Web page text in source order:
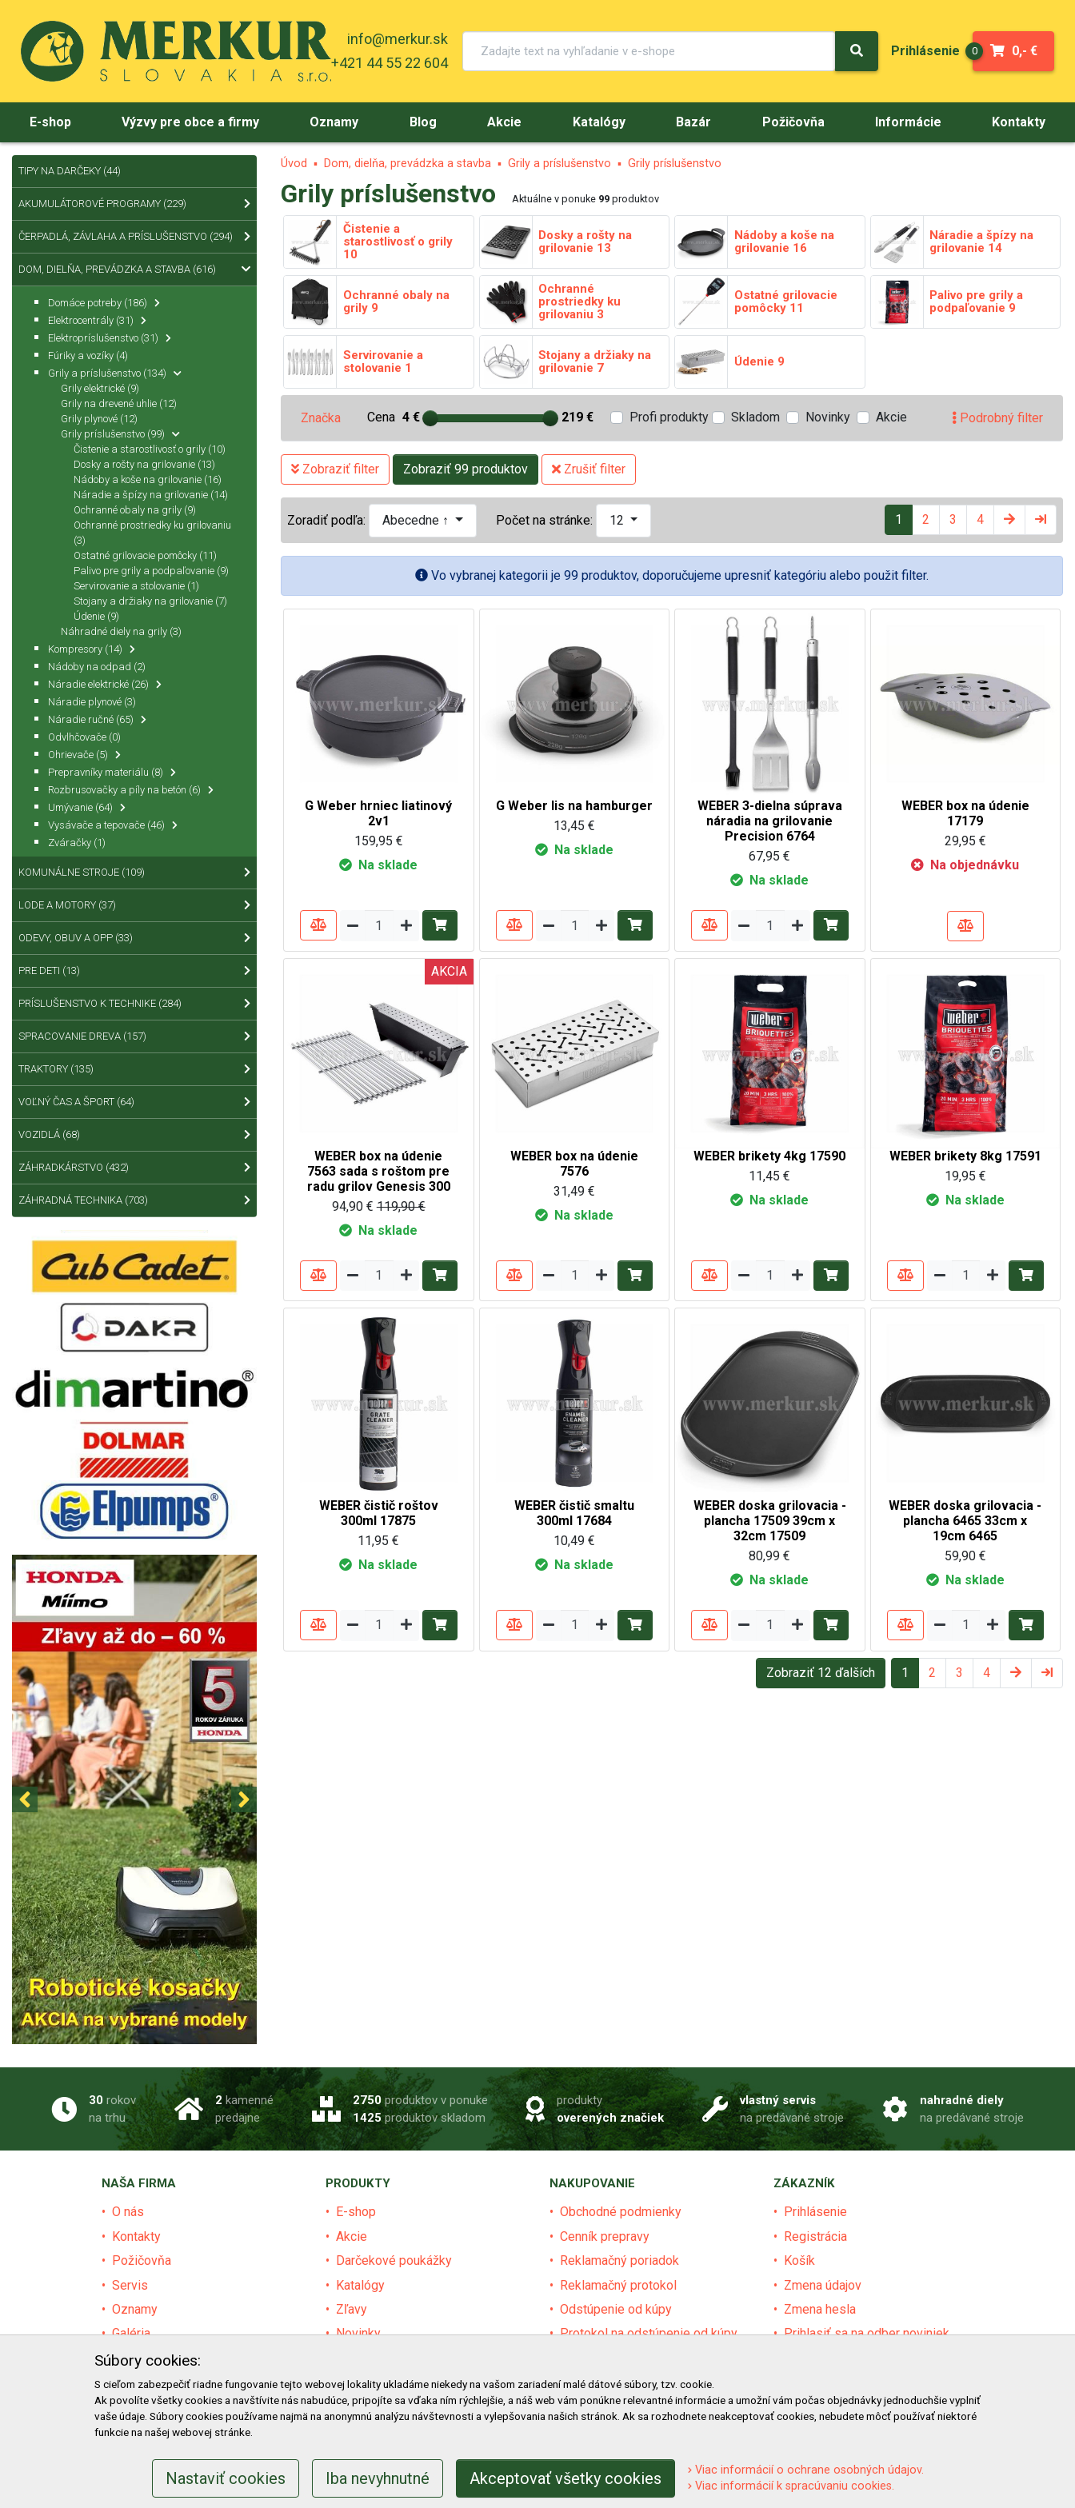
info@merkur.sk
+421 44 55 22 604
Prihlásenie 0 0,- €
E-shop Výzvy pre obce a firmy Oznamy Blog Akcie Katalógy Bazár Požičovňa Informácie Kontakty
Úvod Dom, dielňa, prevádzka a stavba Grily a príslušenstvo Grily príslušenstvo
Grily príslušenstvo Aktuálne v ponuke 99 produktov
Čistenie a
starostlivosť o grily
10
Dosky a rošty na
grilovanie 13
Nádoby a koše na
grilovanie 16
Náradie a špízy na
grilovanie 14
Ochranné obaly na
grily 9
Ochranné
prostriedky ku
grilovaniu 3
Ostatné grilovacie
pomôcky 11
Palivo pre grily a
podpaľovanie 9
Servirovanie a
stolovanie 1
Stojany a držiaky na
grilovanie 7 Údenie 9
Značka Cena 4 € 219 € Profi produkty Skladom Novinky Akcie Podrobný filter
Zobraziť filter Zobraziť 99 produktov Zrušiť filter
Zoradiť podľa: Abecedne ↑ Počet na stránke: 12 1 2 3 4
Vo vybranej kategorii je 99 produktov, doporučujeme upresniť kategóriu alebo použit filter.
G Weber hrniec liatinový
2v1
159,95 €
Na sklade
G Weber lis na hamburger
13,45 €
Na sklade
WEBER 3-dielna súprava
náradia na grilovanie
Precision 6764
67,95 €
Na sklade
WEBER box na údenie
17179
29,95 €
Na objednávku
AKCIA
WEBER box na údenie
7563 sada s roštom pre
radu grilov Genesis 300
94,90 € 119,90 €
Na sklade
WEBER box na údenie
7576
31,49 €
Na sklade
WEBER brikety 4kg 17590
11,45 €
Na sklade
WEBER brikety 8kg 17591
19,95 €
Na sklade
WEBER čistič roštov
300ml 17875
11,95 €
Na sklade
WEBER čistič smaltu
300ml 17684
10,49 €
Na sklade
WEBER doska grilovacia -
plancha 17509 39cm x
32cm 17509
80,99 €
Na sklade
WEBER doska grilovacia -
plancha 6465 33cm x
19cm 6465
59,90 €
Na sklade
Zobraziť 12 ďalších 1 2 3 4
TIPY NA DARČEKY (44)
AKUMULÁTOROVÉ PROGRAMY (229)
ČERPADLÁ, ZÁVLAHA A PRÍSLUŠENSTVO (294)
DOM, DIELŇA, PREVÁDZKA A STAVBA (616)
Domáce potreby (186)
Elektrocentrály (31)
Elektropríslušenstvo (31)
Fúriky a vozíky (4)
Grily a príslušenstvo (134)
Grily elektrické (9)
Grily na drevené uhlie (12)
Grily plynové (12)
Grily príslušenstvo (99)
Čistenie a starostlivosť o grily (10)
Dosky a rošty na grilovanie (13)
Nádoby a koše na grilovanie (16)
Náradie a špízy na grilovanie (14)
Ochranné obaly na grily (9)
Ochranné prostriedky ku grilovaniu
(3)
Ostatné grilovacie pomôcky (11)
Palivo pre grily a podpaľovanie (9)
Servirovanie a stolovanie (1)
Stojany a držiaky na grilovanie (7)
Údenie (9)
Náhradné diely na grily (3)
Kompresory (14)
Nádoby na odpad (2)
Náradie elektrické (26)
Náradie plynové (3)
Náradie ručné (65)
Odvlhčovače (0)
Ohrievače (5)
Prepravníky materiálu (8)
Rozbrusovačky a píly na betón (6)
Umývanie (64)
Vysávače a tepovače (46)
Zváračky (1)
KOMUNÁLNE STROJE (109)
LODE A MOTORY (37)
ODEVY, OBUV A OPP (33)
PRE DETI (13)
PRÍSLUŠENSTVO K TECHNIKE (284)
SPRACOVANIE DREVA (157)
TRAKTORY (135)
VOĽNÝ ČAS A ŠPORT (64)
VOZIDLÁ (68)
ZÁHRADKÁRSTVO (432)
ZÁHRADNÁ TECHNIKA (703)
30 rokov
na trhu
2 kamenné
predajne
2750produktov v ponuke
1425produktov skladom
produkty
overených značiek
vlastný servis
na predávané stroje
nahradné diely
na predávané stroje
NAŠA FIRMA
O nás
Kontakty
Požičovňa
Servis
Oznamy
Galéria
Certifikáty
Facebook
Blog
PRODUKTY
E-shop
Akcie
Darčekové poukážky
Katalógy
Zľavy
Novinky
Bazár
Výzvy pre obce a firmy
NAKUPOVANIE
Obchodné podmienky
Cenník prepravy
Reklamačný poriadok
Reklamačný protokol
Odstúpenie od kúpy
Protokol na odstúpenie od kúpy
Ochrana osobných údajov
Používanie cookies
ZÁKAZNÍK
Prihlásenie
Registrácia
Košík
Zmena údajov
Zmena hesla
Prihlasiť sa na odber noviniek
Odstúpenie od zmluvy online
2022 Záhradná technika Merkur Slovakia s.r.o. -www.merkur.sk
Súbory cookies:
S cieľom zabezpečiť riadne fungovanie tejto webovej lokality ukladáme niekedy na vašom zariadení malé dátové súbory, tzv. cookie.
Ak povolíte všetky cookies a navštívite nás nabudúce, pripojíte sa vďaka ním rýchlejšie, a náš web vám ponúkne relevantné informácie a umožní vám počas objednávky jednoduchšie vyplniť
vaše údaje. Súbory cookies používame najmä na anonymnú analýzu návštevnosti a vylepšovania našich stránok. Ak sa rozhodnete neakceptovať cookies, nebudete môcť používať niektoré
funkcie na našej webovej stránke.
Nastaviť cookies Iba nevyhnutné Akceptovať všetky cookies
Viac informácií o ochrane osobných údajov.
Viac informácií k spracúvaniu cookies.